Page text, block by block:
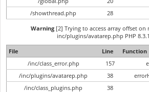
/showthread.php
28
Warning[2] Trying to access array offset on
inc/plugins/avatarep.php PHP
File
Line
Function
/inc/class_error.php
157
/inc/plugins/avatarep.php
38
/inc/class_plugins.php
38